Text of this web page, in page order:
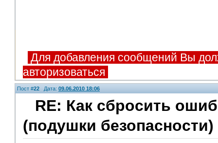
Для добавления сообщений Вы
авторизоваться
Пост #22 Дата: 09.06.2010 18:06
RE: Как сбросить
(подушки безопасности)